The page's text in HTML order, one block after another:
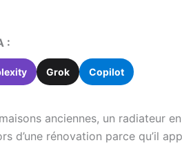
:
Grok Copilot
anciennes, un radiateur
d’une rénovation parce qu’il